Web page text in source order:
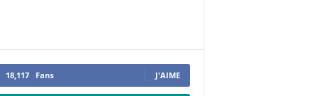
18,117 Fans J'AIME